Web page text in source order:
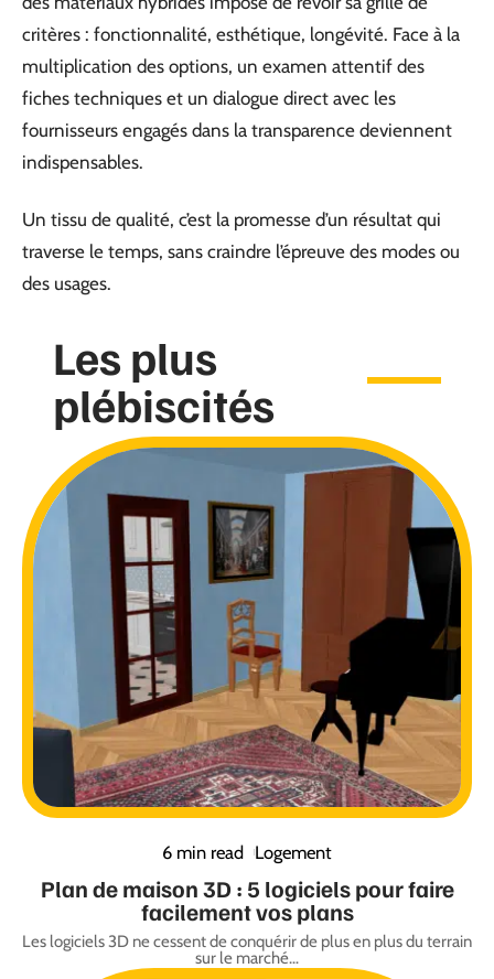
critères : fonctionnalité, esthétique, longévité. Face à la
multiplication des options, un examen attentif des
fiches techniques et un dialogue direct avec les
fournisseurs engagés dans la transparence deviennent
indispensables.
Un tissu de qualité, c’est la promesse d’un résultat qui
traverse le temps, sans craindre l’épreuve des modes ou
des usages.
Les plus
plébiscités
6 min read Logement
Plan de maison 3D : 5 logiciels pour faire
facilement vos plans
Les logiciels 3D ne cessent de conquérir de plus en plus du terrain
sur le marché…